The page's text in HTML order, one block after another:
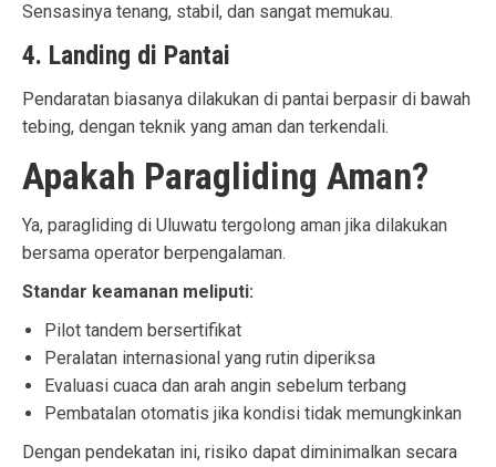
Sensasinya tenang, stabil, dan sangat memukau.
4. Landing di Pantai
Pendaratan biasanya dilakukan di pantai berpasir di bawah
tebing, dengan teknik yang aman dan terkendali.
Apakah Paragliding Aman?
Ya, paragliding di Uluwatu tergolong aman jika dilakukan
bersama operator berpengalaman.
Standar keamanan meliputi:
Pilot tandem bersertifikat
Peralatan internasional yang rutin diperiksa
Evaluasi cuaca dan arah angin sebelum terbang
Pembatalan otomatis jika kondisi tidak memungkinkan
Dengan pendekatan ini, risiko dapat diminimalkan secara